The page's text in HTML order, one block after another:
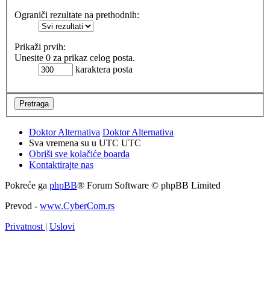
Ograniči rezultate na prethodnih:
Prikaži prvih:
Unesite 0 za prikaz celog posta.
karaktera posta
Doktor Alternativa Doktor Alternativa
Sva vremena su u UTC UTC
Obriši sve kolačiće boarda
Kontaktirajte nas
Pokreće ga phpBB® Forum Software © phpBB Limited
Prevod - www.CyberCom.rs
Privatnost | Uslovi